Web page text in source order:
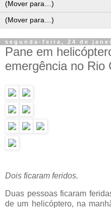
segunda-feira, 24 de
Pane em
emergência no Rio
Dois ficaram feridos.
Duas pessoas ficaram
de um helicóptero, na